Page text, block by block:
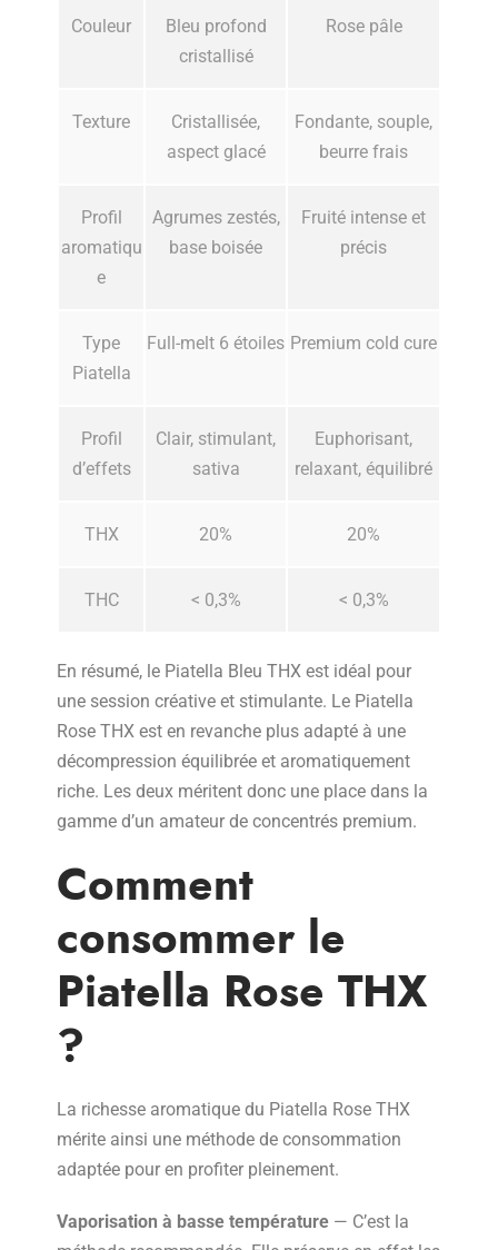
Couleur
Bleu profond
cristallisé
Rose pâle
Texture
Cristallisée,
aspect glacé
Fondante, souple,
beurre frais
Profil
aromatiqu
e
Agrumes zestés,
base boisée
Fruité intense et
précis
Type
Piatella
Full-melt 6 étoiles Premium cold cure
Profil
d’effets
Clair, stimulant,
sativa
Euphorisant,
relaxant, équilibré
THX 20% 20%
THC < 0,3% < 0,3%
En résumé, le Piatella Bleu THX est idéal pour
une session créative et stimulante. Le Piatella
Rose THX est en revanche plus adapté à une
décompression équilibrée et aromatiquement
riche. Les deux méritent donc une place dans la
gamme d’un amateur de concentrés premium.
Comment
consommer le
Piatella Rose THX
?
La richesse aromatique du Piatella Rose THX
mérite ainsi une méthode de consommation
adaptée pour en profiter pleinement.
Vaporisation à basse température — C’est la